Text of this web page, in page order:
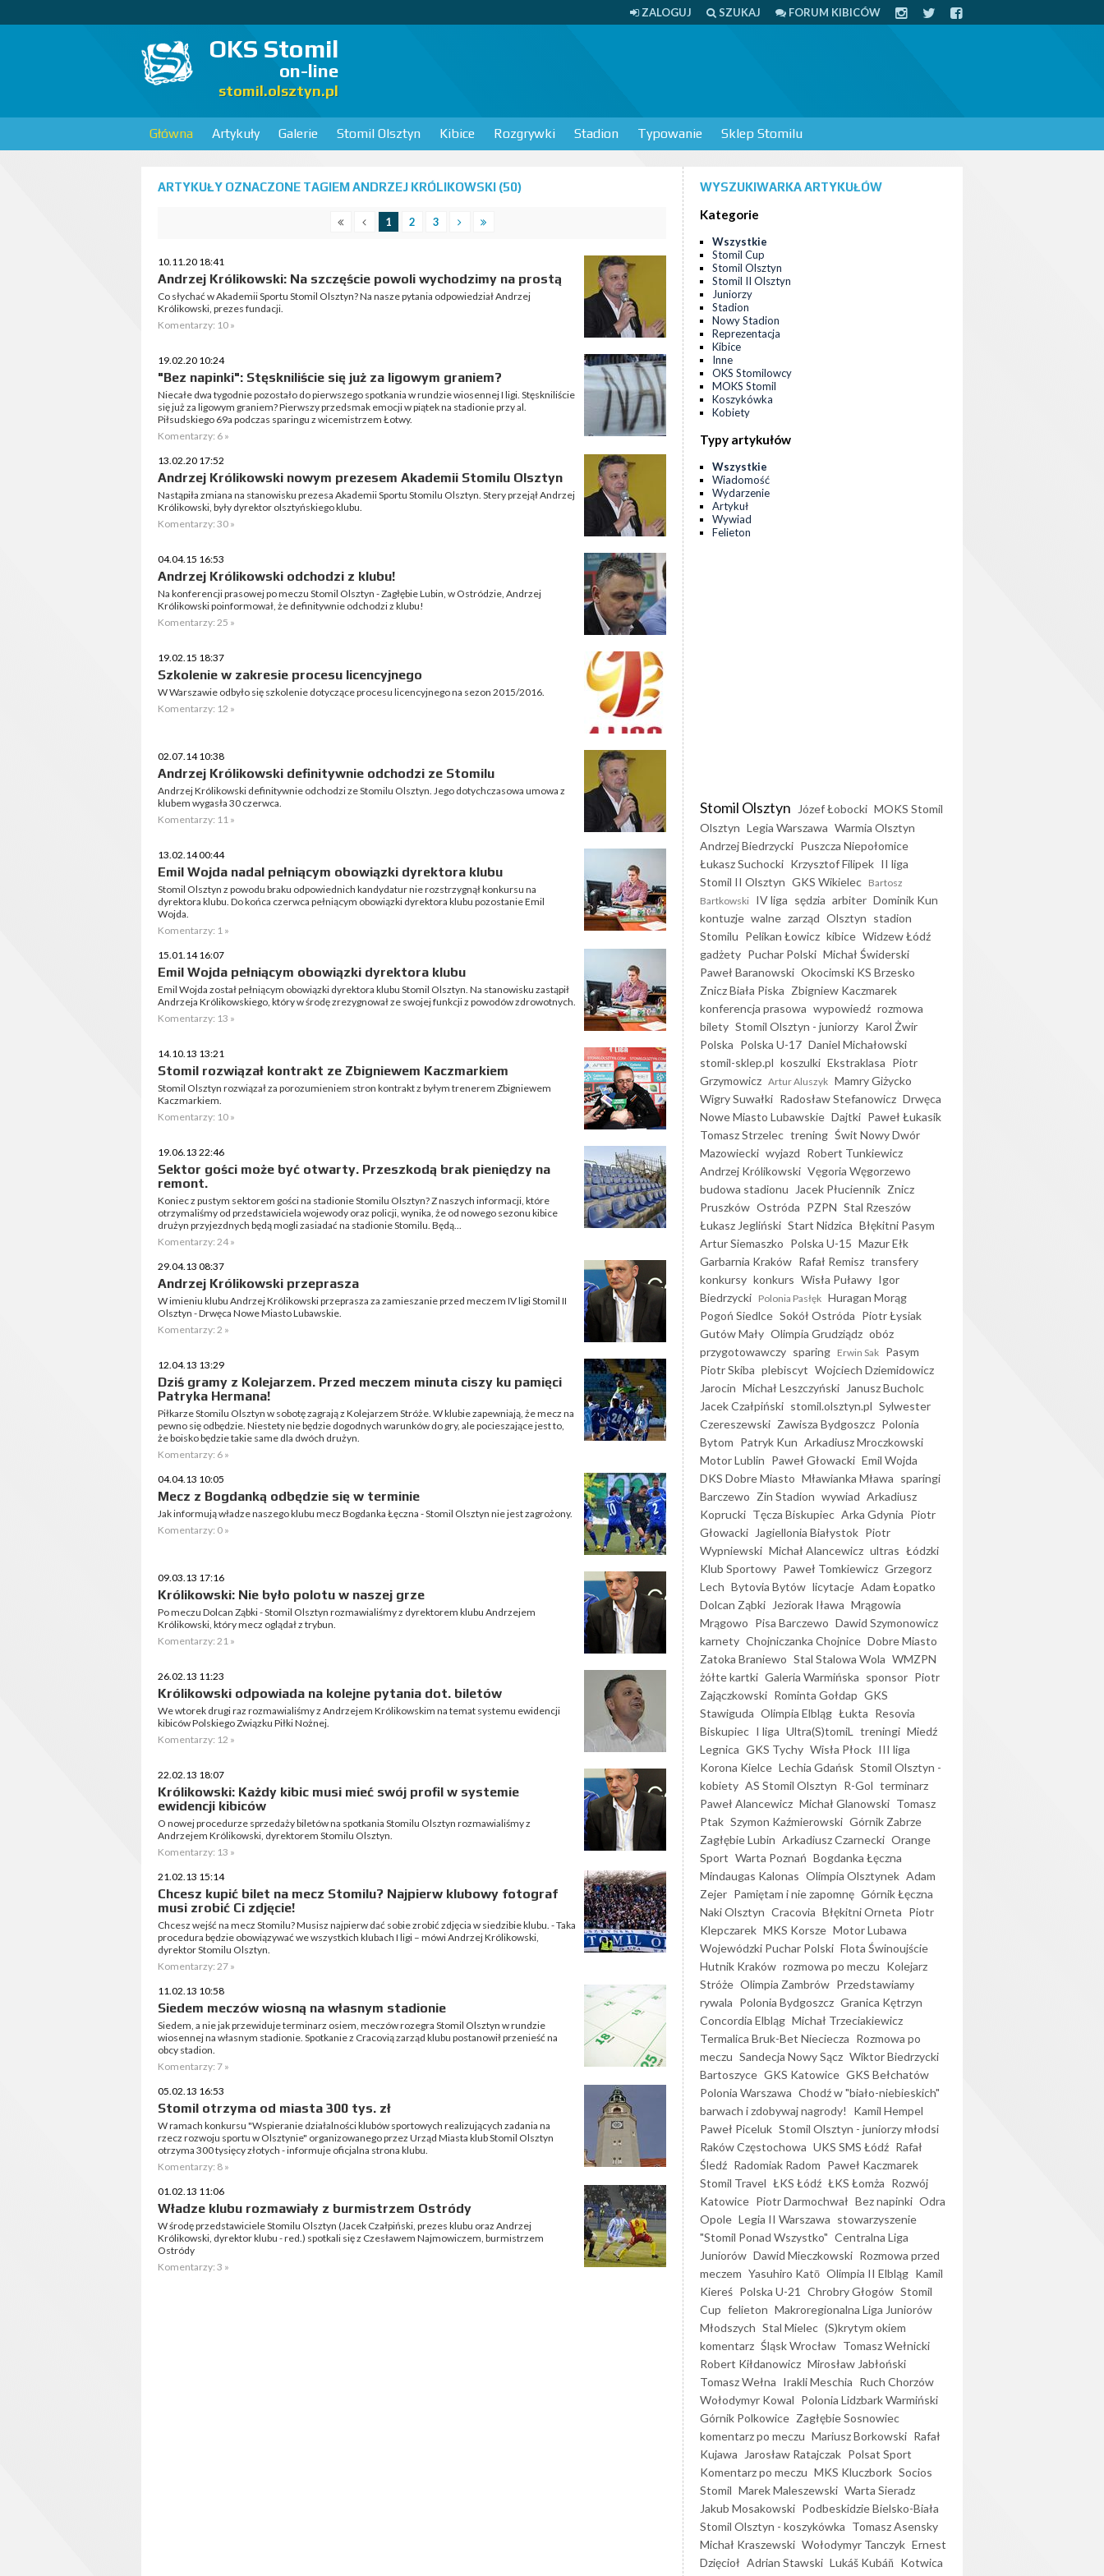
ZALOGUJ SZUKAJ FORUM KIBICÓW
OKS Stomil
on-line
stomil.olsztyn.pl
Główna Artykuły Galerie Stomil Olsztyn Kibice Rozgrywki Stadion Typowanie Sklep Stomilu
ARTYKUŁY OZNACZONE TAGIEM ANDRZEJ KRÓLIKOWSKI (50)
1 2 3
10.11.20 18:41
Andrzej Królikowski: Na szczęście powoli wychodzimy na prostą
Co słychać w Akademii Sportu Stomil Olsztyn? Na nasze pytania odpowiedział Andrzej
Królikowski, prezes fundacji.
Komentarzy: 10 »
19.02.20 10:24
"Bez napinki": Stęskniliście się już za ligowym graniem?
Niecałe dwa tygodnie pozostało do pierwszego spotkania w rundzie wiosennej I ligi. Stęskniliście
się już za ligowym graniem? Pierwszy przedsmak emocji w piątek na stadionie przy al.
Piłsudskiego 69a podczas sparingu z wicemistrzem Łotwy.
Komentarzy: 6 »
13.02.20 17:52
Andrzej Królikowski nowym prezesem Akademii Stomilu Olsztyn
Nastąpiła zmiana na stanowisku prezesa Akademii Sportu Stomilu Olsztyn. Stery przejął Andrzej
Królikowski, były dyrektor olsztyńskiego klubu.
Komentarzy: 30 »
04.04.15 16:53
Andrzej Królikowski odchodzi z klubu!
Na konferencji prasowej po meczu Stomil Olsztyn - Zagłębie Lubin, w Ostródzie, Andrzej
Królikowski poinformował, że definitywnie odchodzi z klubu!
Komentarzy: 25 »
19.02.15 18:37
Szkolenie w zakresie procesu licencyjnego
W Warszawie odbyło się szkolenie dotyczące procesu licencyjnego na sezon 2015/2016.
Komentarzy: 12 »
02.07.14 10:38
Andrzej Królikowski definitywnie odchodzi ze Stomilu
Andrzej Królikowski definitywnie odchodzi ze Stomilu Olsztyn. Jego dotychczasowa umowa z
klubem wygasła 30 czerwca.
Komentarzy: 11 »
13.02.14 00:44
Emil Wojda nadal pełniącym obowiązki dyrektora klubu
Stomil Olsztyn z powodu braku odpowiednich kandydatur nie rozstrzygnął konkursu na
dyrektora klubu. Do końca czerwca pełniącym obowiązki dyrektora klubu pozostanie Emil
Wojda.
Komentarzy: 1 »
15.01.14 16:07
Emil Wojda pełniącym obowiązki dyrektora klubu
Emil Wojda został pełniącym obowiązki dyrektora klubu Stomil Olsztyn. Na stanowisku zastąpił
Andrzeja Królikowskiego, który w środę zrezygnował ze swojej funkcji z powodów zdrowotnych.
Komentarzy: 13 »
14.10.13 13:21
Stomil rozwiązał kontrakt ze Zbigniewem Kaczmarkiem
Stomil Olsztyn rozwiązał za porozumieniem stron kontrakt z byłym trenerem Zbigniewem
Kaczmarkiem.
Komentarzy: 10 »
19.06.13 22:46
Sektor gości może być otwarty. Przeszkodą brak pieniędzy na
remont.
Koniec z pustym sektorem gości na stadionie Stomilu Olsztyn? Z naszych informacji, które
otrzymaliśmy od przedstawiciela wojewody oraz policji, wynika, że od nowego sezonu kibice
drużyn przyjezdnych będą mogli zasiadać na stadionie Stomilu. Będą...
Komentarzy: 24 »
29.04.13 08:37
Andrzej Królikowski przeprasza
W imieniu klubu Andrzej Królikowski przeprasza za zamieszanie przed meczem IV ligi Stomil II
Olsztyn - Drwęca Nowe Miasto Lubawskie.
Komentarzy: 2 »
12.04.13 13:29
Dziś gramy z Kolejarzem. Przed meczem minuta ciszy ku pamięci
Patryka Hermana!
Piłkarze Stomilu Olsztyn w sobotę zagrają z Kolejarzem Stróże. W klubie zapewniają, że mecz na
pewno się odbędzie. Niestety nie będzie dogodnych warunków do gry, ale pocieszające jest to,
że boisko będzie takie same dla dwóch drużyn.
Komentarzy: 6 »
04.04.13 10:05
Mecz z Bogdanką odbędzie się w terminie
Jak informują władze naszego klubu mecz Bogdanka Łęczna - Stomil Olsztyn nie jest zagrożony.
Komentarzy: 0 »
09.03.13 17:16
Królikowski: Nie było polotu w naszej grze
Po meczu Dolcan Ząbki - Stomil Olsztyn rozmawialiśmy z dyrektorem klubu Andrzejem
Królikowski, który mecz oglądał z trybun.
Komentarzy: 21 »
26.02.13 11:23
Królikowski odpowiada na kolejne pytania dot. biletów
We wtorek drugi raz rozmawialiśmy z Andrzejem Królikowskim na temat systemu ewidencji
kibiców Polskiego Związku Piłki Nożnej.
Komentarzy: 12 »
22.02.13 18:07
Królikowski: Każdy kibic musi mieć swój profil w systemie
ewidencji kibiców
O nowej procedurze sprzedaży biletów na spotkania Stomilu Olsztyn rozmawialiśmy z
Andrzejem Królikowski, dyrektorem Stomilu Olsztyn.
Komentarzy: 13 »
21.02.13 15:14
Chcesz kupić bilet na mecz Stomilu? Najpierw klubowy fotograf
musi zrobić Ci zdjęcie!
Chcesz wejść na mecz Stomilu? Musisz najpierw dać sobie zrobić zdjęcia w siedzibie klubu. - Taka
procedura będzie obowiązywać we wszystkich klubach I ligi – mówi Andrzej Królikowski,
dyrektor Stomilu Olsztyn.
Komentarzy: 27 »
11.02.13 10:58
Siedem meczów wiosną na własnym stadionie
Siedem, a nie jak przewiduje terminarz osiem, meczów rozegra Stomil Olsztyn w rundzie
wiosennej na własnym stadionie. Spotkanie z Cracovią zarząd klubu postanowił przenieść na
obcy stadion.
Komentarzy: 7 »
05.02.13 16:53
Stomil otrzyma od miasta 300 tys. zł
W ramach konkursu "Wspieranie działalności klubów sportowych realizujących zadania na
rzecz rozwoju sportu w Olsztynie" organizowanego przez Urząd Miasta klub Stomil Olsztyn
otrzyma 300 tysięcy złotych - informuje oficjalna strona klubu.
Komentarzy: 8 »
01.02.13 11:06
Władze klubu rozmawiały z burmistrzem Ostródy
W środę przedstawiciele Stomilu Olsztyn (Jacek Czałpiński, prezes klubu oraz Andrzej
Królikowski, dyrektor klubu - red.) spotkali się z Czesławem Najmowiczem, burmistrzem
Ostródy
Komentarzy: 3 »
WYSZUKIWARKA ARTYKUŁÓW
Kategorie
Wszystkie
Stomil Cup
Stomil Olsztyn
Stomil II Olsztyn
Juniorzy
Stadion
Nowy Stadion
Reprezentacja
Kibice
Inne
OKS Stomilowcy
MOKS Stomil
Koszykówka
Kobiety
Typy artykułów
Wszystkie
Wiadomość
Wydarzenie
Artykuł
Wywiad
Felieton
Stomil Olsztyn Józef Łobocki MOKS Stomil
Olsztyn Legia Warszawa Warmia Olsztyn
Andrzej Biedrzycki Puszcza Niepołomice
Łukasz Suchocki Krzysztof Filipek II liga
Stomil II Olsztyn GKS Wikielec Bartosz
Bartkowski IV liga sędzia arbiter Dominik Kun
kontuzje walne zarząd Olsztyn stadion
Stomilu Pelikan Łowicz kibice Widzew Łódź
gadżety Puchar Polski Michał Świderski
Paweł Baranowski Okocimski KS Brzesko
Znicz Biała Piska Zbigniew Kaczmarek
konferencja prasowa wypowiedź rozmowa
bilety Stomil Olsztyn - juniorzy Karol Żwir
Polska Polska U-17 Daniel Michałowski
stomil-sklep.pl koszulki Ekstraklasa Piotr
Grzymowicz Artur Aluszyk Mamry Giżycko
Wigry Suwałki Radosław Stefanowicz Drwęca
Nowe Miasto Lubawskie Dajtki Paweł Łukasik
Tomasz Strzelec trening Świt Nowy Dwór
Mazowiecki wyjazd Robert Tunkiewicz
Andrzej Królikowski Vęgoria Węgorzewo
budowa stadionu
Jacek Płuciennik Znicz
Pruszków Ostróda PZPN Stal Rzeszów
Łukasz Jegliński Start Nidzica Błękitni Pasym
Artur Siemaszko Polska U-15 Mazur Ełk
Garbarnia Kraków Rafał Remisz transfery
konkursy konkurs Wisła Puławy Igor
Biedrzycki Polonia Pasłęk Huragan Morąg
Pogoń Siedlce Sokół Ostróda Piotr Łysiak
Gutów Mały Olimpia Grudziądz obóz
przygotowawczy sparing Erwin Sak Pasym
Piotr Skiba plebiscyt Wojciech Dziemidowicz
Jarocin Michał Leszczyński
Janusz Bucholc
Jacek Czałpiński stomil.olsztyn.pl Sylwester
Czereszewski Zawisza Bydgoszcz Polonia
Bytom Patryk Kun Arkadiusz Mroczkowski
Motor Lublin Paweł Głowacki Emil Wojda
DKS Dobre Miasto Mławianka Mława sparingi
Barczewo Zin Stadion wywiad Arkadiusz
Koprucki Tęcza Biskupiec Arka Gdynia Piotr
Głowacki
Jagiellonia Białystok Piotr
Wypniewski Michał Alancewicz ultras Łódzki
Klub Sportowy Paweł Tomkiewicz Grzegorz
Lech Bytovia Bytów licytacje Adam Łopatko
Dolcan Ząbki
Jeziorak Iława Mrągowia
Mrągowo Pisa Barczewo Dawid Szymonowicz
karnety Chojniczanka Chojnice Dobre Miasto
Zatoka Braniewo Stal Stalowa Wola WMZPN
żółte kartki Galeria Warmińska sponsor Piotr
Zajączkowski Rominta Gołdap GKS
Stawiguda Olimpia Elbląg Łukta Resovia
Biskupiec I liga Ultra(S)tomiL treningi Miedź
Legnica GKS Tychy Wisła Płock III liga
Korona Kielce Lechia Gdańsk Stomil Olsztyn -
kobiety AS Stomil Olsztyn R-Gol terminarz
Paweł Alancewicz Michał Glanowski Tomasz
Ptak Szymon Kaźmierowski Górnik Zabrze
Zagłębie Lubin Arkadiusz Czarnecki Orange
Sport Warta Poznań Bogdanka Łęczna
Mindaugas Kalonas Olimpia Olsztynek Adam
Zejer Pamiętam i nie zapomnę Górnik Łęczna
Naki Olsztyn Cracovia Błękitni Orneta Piotr
Klepczarek MKS Korsze Motor Lubawa
Wojewódzki Puchar Polski Flota Świnoujście
Hutnik Kraków rozmowa po meczu Kolejarz
Stróże Olimpia Zambrów Przedstawiamy
rywala Polonia Bydgoszcz Granica Kętrzyn
Concordia Elbląg Michał Trzeciakiewicz
Termalica Bruk-Bet Nieciecza Rozmowa po
meczu Sandecja Nowy Sącz Wiktor Biedrzycki
Bartoszyce GKS Katowice GKS Bełchatów
Polonia Warszawa Chodź w "biało-niebieskich"
barwach i zdobywaj nagrody!
Kamil Hempel
Paweł Piceluk Stomil Olsztyn - juniorzy młodsi
Raków Częstochowa UKS SMS Łódź Rafał
Śledź Radomiak Radom Paweł Kaczmarek
Stomil Travel ŁKS Łódź ŁKS Łomża Rozwój
Katowice Piotr Darmochwał Bez napinki Odra
Opole Legia II Warszawa stowarzyszenie
"Stomil Ponad Wszystko" Centralna Liga
Juniorów Dawid Mieczkowski Rozmowa przed
meczem Yasuhiro Katō Olimpia II Elbląg Kamil
Kiereś Polska U-21 Chrobry Głogów Stomil
Cup felieton Makroregionalna Liga Juniorów
Młodszych Stal Mielec (S)krytym okiem
komentarz Śląsk Wrocław Tomasz Wełnicki
Robert Kiłdanowicz Mirosław Jabłoński
Tomasz Wełna Irakli Meschia Ruch Chorzów
Wołodymyr Kowal Polonia Lidzbark Warmiński
Górnik Polkowice Zagłębie Sosnowiec
komentarz po meczu Mariusz Borkowski Rafał
Kujawa
Jarosław Ratajczak Polsat Sport
Komentarz po meczu MKS Kluczbork Socios
Stomil Marek Maleszewski Warta Sieradz
Jakub Mosakowski Podbeskidzie Bielsko-Biała
Stomil Olsztyn - koszykówka Tomasz Asensky
Michał Kraszewski Wołodymyr Tanczyk Ernest
Dzięcioł Adrian Stawski Lukáš Kubáň Kotwica